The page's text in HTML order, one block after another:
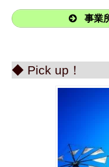
事業
◆ Pick up！